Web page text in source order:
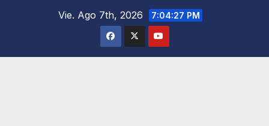
Vie. Ago 7th, 2026 7:04:29 PM